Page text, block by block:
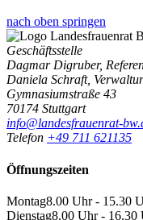
nach oben springen
Geschäftsstelle
Dagmar Digruber,
Daniela Schraft,
Gymnasiumstraße 43
70174 Stuttgart
info@landesfrauenrat-
Telefon +49 711 621135
Öffnungszeiten
Montag8.00 Uhr - 15.30
Dienstag8.00 Uhr - 16.30